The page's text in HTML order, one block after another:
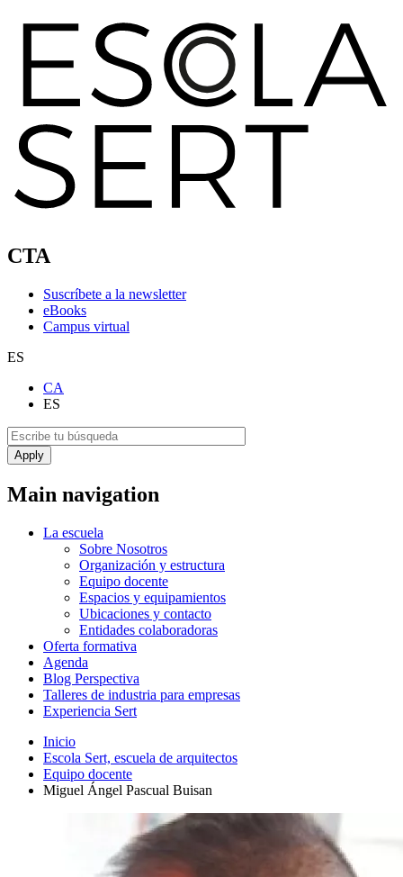
CTA
Suscríbete a la newsletter
eBooks
Campus virtual
ES
CA
ES
Main navigation
La escuela
Sobre Nosotros
Organización y estructura
Equipo docente
Espacios y equipamientos
Ubicaciones y contacto
Entidades colaboradoras
Oferta formativa
Agenda
Blog Perspectiva
Talleres de industria para empresas
Experiencia Sert
Inicio
Escola Sert, escuela de arquitectos
Equipo docente
Miguel Ángel Pascual Buisan